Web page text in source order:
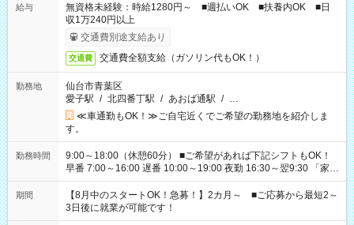
給与
無資格未経験：時給1280円～ ■週払いOK ■扶養内OK ■日
収1万240円以上
交通費別途支給あり
交通費 交通費全額支給（ガソリン代もOK！）
勤務地
仙台市青葉区
愛子駅 / 北四番丁駅 / あおば通駅 / …
≪車通勤もOK！≫ご自宅近くでご希望の勤務地を紹介しま
す。
勤務時間
9:00～18:00（休憩60分） ■ご希望があれば下記シフトもOK！
早番 7:00～16:00 遅番 10:00～19:00 夜勤 16:30～翌9:30 「家族
と休みを合わせたい」 「余裕を持って夕飯の準備がしたい」
「できれば残業はしたくない」 など、ご希望を教えてください
ね。 ※Wワーク希望の方へ 今ご覧のお仕事で希望する勤務時間
と、もう1つのお仕事の勤務時間。 合計で週40時間を超える場
期間
【8月中のスタートOK！急募！】2カ月～ ■ご応募から最短2～
3日後に就業が可能です！